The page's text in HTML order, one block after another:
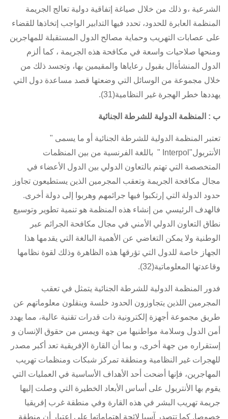
الشرعية ،و ذلك من خلال صياغة إتفاقية دولية تعالج الجريمة
المنظمة العابرة للحدود، تحدد فيها التدابير الواجب إتخاذها للقضاء
على عصابات التهريب وحماية مصالح الدول المستقبلة للمهاجرين
ومنحها صلاحيات واسعة في مكافحة هذه الجريمة ، كما ألزم
الدول المنشأةال بقبول رعاياها والمقيمين بها، وتجسد ذلك من
خلال مجموعة من الوسائل التي وضعتها قصد مساعدة دول التي
يهددها خطر الهجرة غير النظامية(31).
ب : المنظمة الدولية للشرطة الجنائية
تعتبر المنظمة الدولية للشرطة الجنائية أو ما يسمى "
الأنتربول"Interpol " باللغة الفرنسية من بين المنظمات
المتخصصة التي تهتم بالتعاون الدولي بين الدول الأعضاء في
مجال مكافحة الجريمة وتعقب المجرمين الذين يستطيعون تجاوز
حدود الدولة التي إرتكبوا فيها جرائمهم وهربوا إلى دولة أخرى.
فالهدف الرئيسي من إنشاء هذه المنظمة هو تنمية تطوير وتوسيع
نطاق التعاون الدولي الأمني في مجال مكافحة الجرائم عبر
الوطنية ولا يمكن التغاضي عن الأهمية البالغة التي يقدمها هذا
الجهاز خاصة للدول التي تؤرقها هذه الظاهرة وذلك لقوة نظامها
وقاعدتها المعلوماتية(32).
فدور المنظمة الدولية للشرطة الجنائية يتمثل في تعقب
المجرمين اللذين يتجاوزون الحدود خلسة وينقلون معلوماتهم عن
طريق مجموعة أجهزة إلكترونية ذات قدرات تقنية عالية، مما يهدد
أمن الدول وسلامة مواطنيها من جهة ويمس من حقوق الإنسان و
إستقراره من جهة أخرى، و بما أن القارة الإفريقية تعد أكبر مصدر
للهجرات غير النظامية ومنطقة تمركز شبكات ومنظمات تهريب
المهاجرين، فإنها أضحت أحد الأهداف الأساسية في العمليات التي
يقوم بها الأنتربول على أساس الأبعاد الخطيرة التي وصلت إليها
جريمة تهريب البشر في هذه القارة وفي منطقة غرب إفريقيا
خصوصا. كما تتصدر آسيا لائحة إهتماماتها على إعتبار أن منطقة